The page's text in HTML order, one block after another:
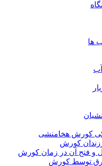
ها
کورش هخامنشی
کورش
و فتح آن در زمان کورش
توسط کورش